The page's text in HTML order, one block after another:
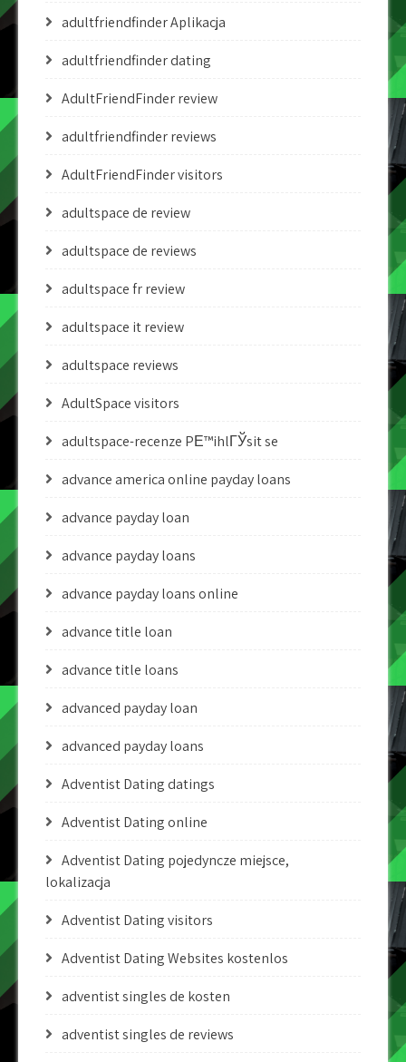
adultfriendfinder Aplikacja
adultfriendfinder dating
AdultFriendFinder review
adultfriendfinder reviews
AdultFriendFinder visitors
adultspace de review
adultspace de reviews
adultspace fr review
adultspace it review
adultspace reviews
AdultSpace visitors
adultspace-recenze PЕ™ihlГЎsit se
advance america online payday loans
advance payday loan
advance payday loans
advance payday loans online
advance title loan
advance title loans
advanced payday loan
advanced payday loans
Adventist Dating datings
Adventist Dating online
Adventist Dating pojedyncze miejsce,
lokalizacja
Adventist Dating visitors
Adventist Dating Websites kostenlos
adventist singles de kosten
adventist singles de reviews